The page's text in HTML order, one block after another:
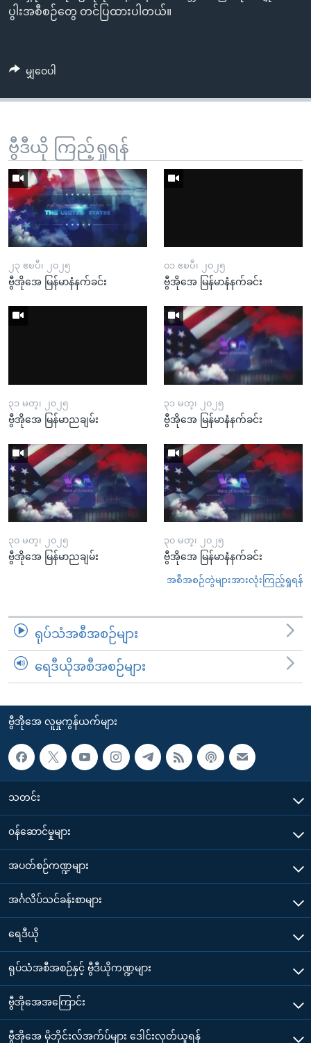
ကျော်
ပွါးအစီစဉ်တွေ တင်ပြထားပါတယ်။
မျှဝေပါ
ဗွီဒီယို ကြည့်ရှုရန်
၂၃ ဧၿပီ၊ ၂၀၂၅
ဗွီအိုအေ မြန်မာနံနက်ခင်း
၀၁ ဧၿပီ၊ ၂၀၂၅
ဗွီအိုအေ မြန်မာနံနက်ခင်း
၃၁ မတ္၊ ၂၀၂၅
ဗွီအိုအေ မြန်မာညချမ်း
၃၁ မတ္၊ ၂၀၂၅
ဗွီအိုအေ မြန်မာနံနက်ခင်း
၃၀ မတ္၊ ၂၀၂၅
ဗွီအိုအေ မြန်မာညချမ်း
၃၀ မတ္၊ ၂၀၂၅
ဗွီအိုအေ မြန်မာနံနက်ခင်း
အစီအစဉ်တွဲများအားလုံးကြည့်ရှုရန်
ရုပ်သံအစီအစဉ်များ
ရေဒီယိုအစီအစဉ်များ
ဗွီအိုအေ လူမှုကွန်ယက်များ
သတင်း
၀န်ဆောင်မှုများ
အပတ်စဉ်ကဏ္ဍများ
အင်္ဂလိပ်သင်ခန်းစာများ
ရေဒီယို
ရုပ်သံအစီအစဉ်နှင့် ဗွီဒီယိုကဏ္ဍများ
ဗွီအိုအေအကြောင်း
ဗွီအိုအေ မိုဘိုင်းလ်အက်ပ်များ ဒေါင်းလုတ်ယူရန်